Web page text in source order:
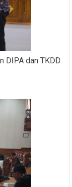
DIPA dan TKDD